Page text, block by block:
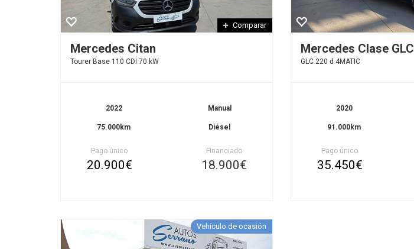
Comparar
Mercedes Citan
Tourer Base 110 CDI 70 kW
2022
75.000km
Manual
Diésel
Pago único
20.900€
Financiado
18.900€
Mercedes Clase GLC
GLC 220 d 4MATIC
2020
91.000km
Pago único
35.450€
Vehículo de ocasión